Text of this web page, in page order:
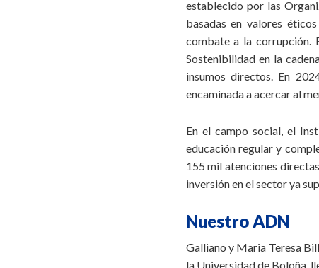
establecido por las
basadas en valores
combate a la corrupción.
Sostenibilidad en la
insumos directos. En
encaminada a acercar al
En el campo social, el
educación regular y
155 mil atenciones
inversión en el sector ya
Nuestro ADN
Galliano y Maria Teresa
la Universidad de Boloña,